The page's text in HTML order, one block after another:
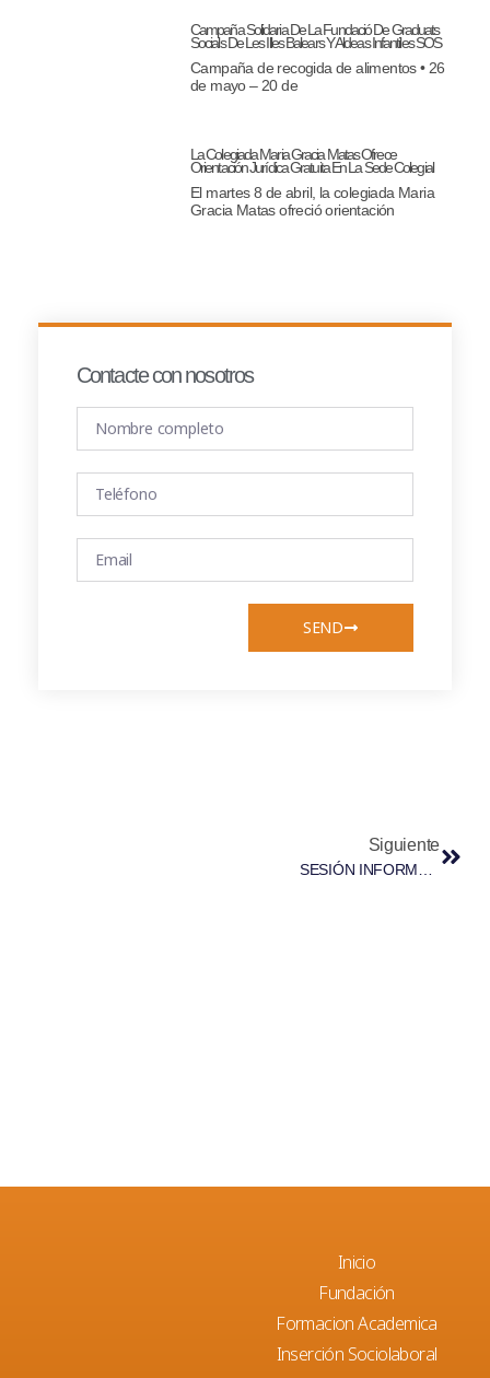
Campaña Solidaria De La Fundació De Graduats
Socials De Les Illes Balears Y Aldeas Infantiles SOS
Campaña de recogida de alimentos • 26
de mayo – 20 de
La Colegiada Maria Gracia Matas Ofrece
Orientación Jurídica Gratuita En La Sede Colegial
El martes 8 de abril, la colegiada Maria
Gracia Matas ofreció orientación
Contacte con nosotros
SEND
Siguiente
SESIÓN INFORMATIVA. NUEVO TRIBUTO AUTONÓMICO: EL IMPUESTO SOBRE ESTANCIAS TURÍSTICAS EN LAS ILLES BALEARS. MIÉRCOLES 22 DE JUNIO DE 2016
Inicio
Fundación
Formacion Academica
Inserción Sociolaboral